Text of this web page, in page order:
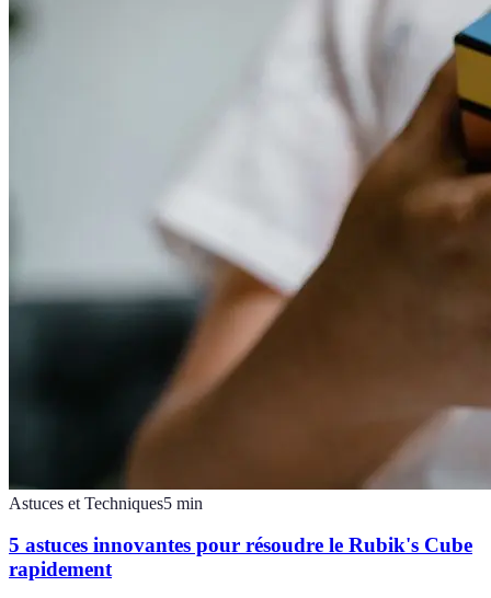
Astuces et Techniques5 min
5 astuces innovantes pour résoudre le Rubik's Cube
rapidement